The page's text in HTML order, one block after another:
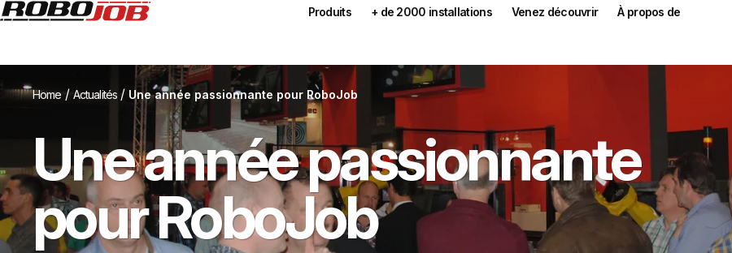
Produits + de 2000 installations Venez découvrir À propos de
Home / Actualités / Une année passionnante pour RoboJob
Une année passionnante
pour RoboJob